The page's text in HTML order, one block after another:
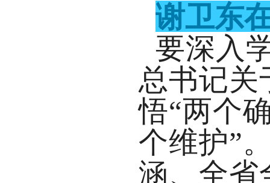
谢卫东
要深入
总书记关
悟“两个
个维护”
涵、 全省